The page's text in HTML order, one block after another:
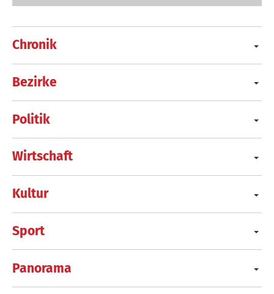
Chronik
Bezirke
Politik
Wirtschaft
Kultur
Sport
Panorama